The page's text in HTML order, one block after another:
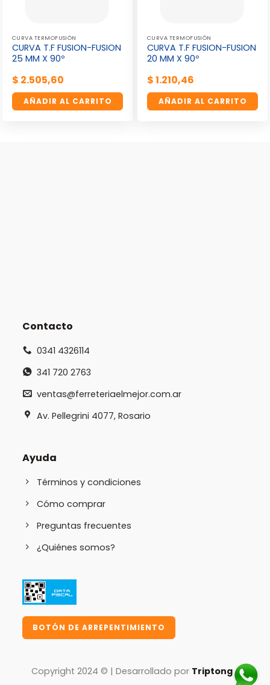
CURVA TERMOFUSIÓN
CURVA T.F FUSION-FUSION
25 MM X 90º
$ 2.505,60
AÑADIR AL CARRITO
CURVA TERMOFUSIÓN
CURVA T.F FUSION-FUSION
20 MM X 90º
$1.210,46
AÑADIR AL CARRITO
Contacto
0341 4326114
341 720 2763
ventas@ferreteriaelmejor.com.ar
Av. Pellegrini 4077, Rosario
Ayuda
Términos y condiciones
Cómo comprar
Preguntas frecuentes
¿Quiénes somos?
BOTÓN DE ARREPENTIMIENTO
Copyright 2024 © | Desarrollado por Triptongo